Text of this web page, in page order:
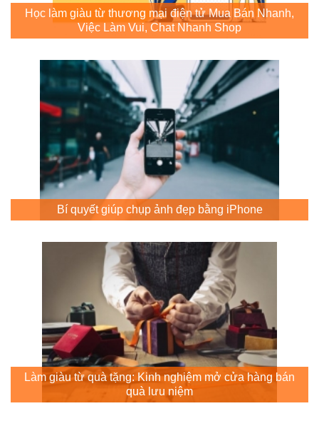
Học làm giàu từ thương mại điện tử Mua Bán Nhanh,
Việc Làm Vui, Chat Nhanh Shop
Bí quyết giúp chụp ảnh đẹp bằng iPhone
Làm giàu từ quà tặng: Kinh nghiệm mở cửa hàng bán
quà lưu niệm